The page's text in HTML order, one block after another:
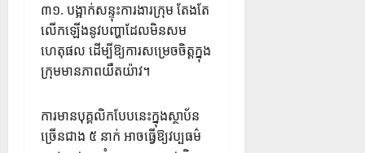
៣១. បង្អាក់សន្ទុះការងារក្រុម តែងតែ
លើកឡើងនូវបញ្ហាដែលមិនសម
ហេតុផល ដើម្បីឱ្យការសម្រេចចិត្តក្នុង
ក្រុមមានភាពយឺតយ៉ាវ។
ការមានបុគ្គលិកបែបនេះក្នុងស្ថាប័ន
ច្រើនជាង ៥ នាក់ អាចធ្វើឱ្យវប្បធម៌